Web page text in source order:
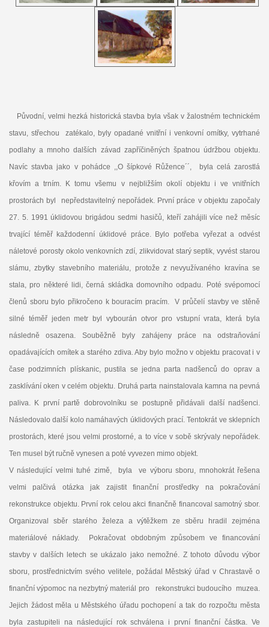
Původní, velmi hezká historická stavba byla však v žalostném technickém
stavu, střechou zatékalo, byly opadané vnitřní i venkovní omítky, vytrhané
podlahy a mnoho dalších závad zapříčiněných špatnou údržbou objektu.
Navíc stavba jako v pohádce ,,O šípkové Růžence´´, byla celá zarostlá
křovím a trním. K tomu všemu v nejbližším okolí objektu i ve vnitřních
prostorách byl nepředstavitelný nepořádek. První práce v objektu započaly
27. 5. 1991 úklidovou brigádou sedmi hasičů, kteří zahájili více než měsíc
trvající téměř každodenní úklidové práce. Bylo potřeba vyřezat a odvést
náletové porosty okolo venkovních zdí, zlikvidovat starý septik, vyvést starou
slámu, zbytky stavebního materiálu, protože z nevyužívaného kravína se
stala, pro některé lidi, černá skládka domovního odpadu. Poté svépomocí
členů sboru bylo přikročeno k bouracím pracím. V průčelí stavby ve stěně
silné téměř jeden metr byl vybourán otvor pro vstupní vrata, která byla
následně osazena. Souběžně byly zahájeny práce na odstraňování
opadávajících omítek a starého zdiva. Aby bylo možno v objektu pracovat i v
čase podzimních plískanic, pustila se jedna parta nadšenců do oprav a
zasklívání oken v celém objektu. Druhá parta nainstalovala kamna na pevná
paliva. K první partě dobrovolníku se postupně přidávali další nadšenci.
Následovalo další kolo namáhavých úklidových prací. Tentokrát ve sklepních
prostorách, které jsou velmi prostorné, a to více v sobě skrývaly nepořádek.
Ten musel být ručně vynesen a poté vyvezen mimo objekt.
V následující velmi tuhé zimě, byla ve výboru sboru, mnohokrát řešena
velmi palčivá otázka jak zajistit finanční prostředky na pokračování
rekonstrukce objektu. První rok celou akci finančně financoval samotný sbor.
Organizoval sběr starého železa a výtěžkem ze sběru hradil zejména
materiálové náklady. Pokračovat obdobným způsobem ve financování
stavby v dalších letech se ukázalo jako nemožné. Z tohoto důvodu výbor
sboru, prostřednictvím svého velitele, požádal Městský úřad v Chrastavě o
finanční výpomoc na nezbytný materiál pro rekonstrukci budoucího muzea.
Jejich žádost měla u Městského úřadu pochopení a tak do rozpočtu města
byla zastupiteli na následující rok schválena i první finanční částka. Ve